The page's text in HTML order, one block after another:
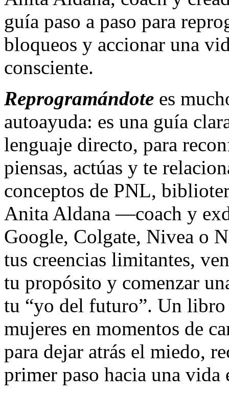
guía paso a paso para
bloqueos y accionar una
consciente.
Reprogramándote es
autoayuda: es una guía
lenguaje directo, para
piensas, actúas y te
conceptos de PNL,
Anita Aldana —coach y
Google, Colgate, Nivea o
tus creencias limitantes,
tu propósito y comenzar
tu “yo del futuro”. Un libro
mujeres en momentos de
para dejar atrás el miedo,
primer paso hacia una